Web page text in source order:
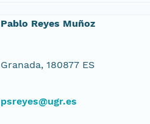
Pablo Reyes Muñoz
Granada, 180877 ES
psreyes@ugr.es